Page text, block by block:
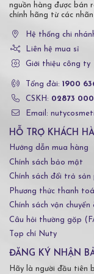
nguồn hàng được bán
chính hãng từ các
Hệ thống chi
Liên hệ mua sỉ
Giới thiệu công ty
Tổng đài: 1900
CSKH: 02873 000
Email:
HỖ TRỢ KHÁCH
Hướng dẫn mua hàng
Chính sách bảo mật
Chính sách đổi trả sản
Phương thức thanh
Chính sách vận
Câu hỏi thường gặp
Tạp chí Nuty
ĐĂNG KÝ NHẬN
Hãy là người đầu tiên